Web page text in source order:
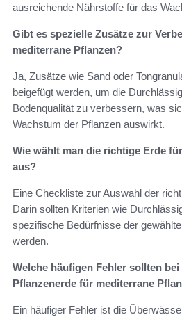
ausreichende Nährstoffe für das
Gibt es spezielle Zusätze zur
mediterrane Pflanzen?
Ja, Zusätze wie Sand oder
beigefügt werden, um die
Bodenqualität zu verbessern, was
Wachstum der Pflanzen auswirkt.
Wie wählt man die richtige Erde
aus?
Eine Checkliste zur Auswahl der
Darin sollten Kriterien wie
spezifische Bedürfnisse der
werden.
Welche häufigen Fehler sollten
Pflanzenerde für mediterrane
Ein häufiger Fehler ist die